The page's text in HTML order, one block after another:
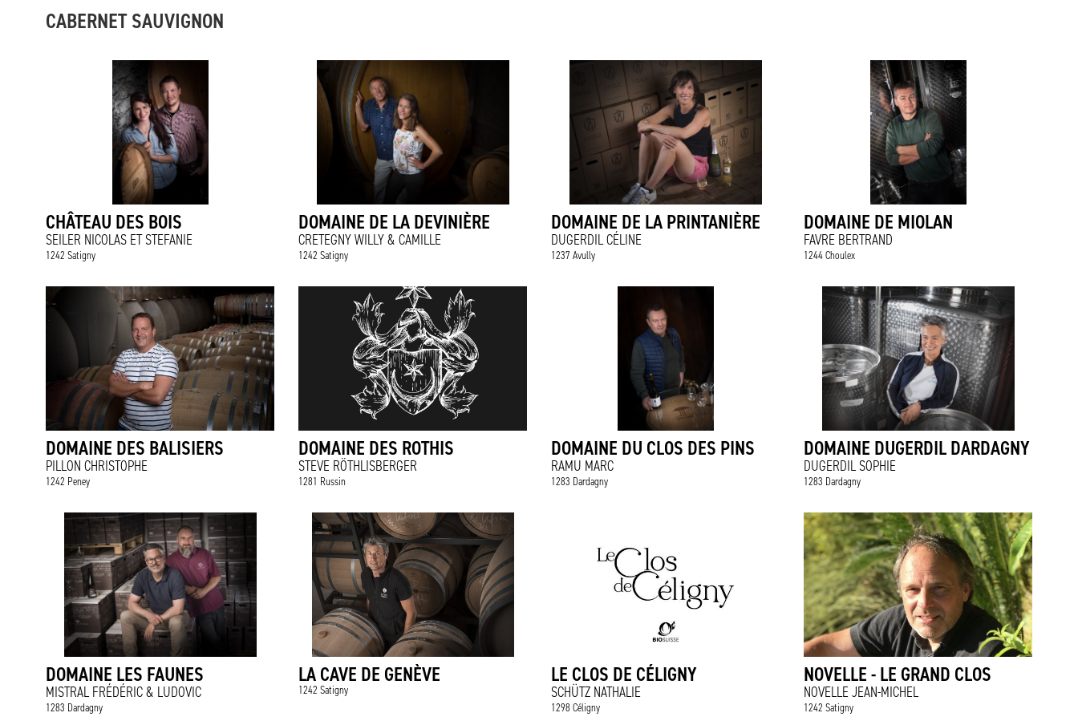
CABERNET SAUVIGNON
CHÂTEAU DES BOIS
SEILER NICOLAS ET STEFANIE
1242 Satigny
DOMAINE DE LA DEVINIÈRE
CRETEGNY WILLY & CAMILLE
1242 Satigny
DOMAINE DE LA PRINTANIÈRE
DUGERDIL CÉLINE
1237 Avully
DOMAINE DE MIOLAN
FAVRE BERTRAND
1244 Choulex
DOMAINE DES BALISIERS
PILLON CHRISTOPHE
1242 Peney
DOMAINE DES ROTHIS
STEVE RÖTHLISBERGER
1281 Russin
DOMAINE DU CLOS DES PINS
RAMU MARC
1283 Dardagny
DOMAINE DUGERDIL DARDAGNY
DUGERDIL SOPHIE
1283 Dardagny
DOMAINE LES FAUNES
MISTRAL FRÉDÉRIC & LUDOVIC
1283 Dardagny
LA CAVE DE GENÈVE
1242 Satigny
LE CLOS DE CÉLIGNY
SCHÜTZ NATHALIE
1298 Céligny
NOVELLE - LE GRAND CLOS
NOVELLE JEAN-MICHEL
1242 Satigny